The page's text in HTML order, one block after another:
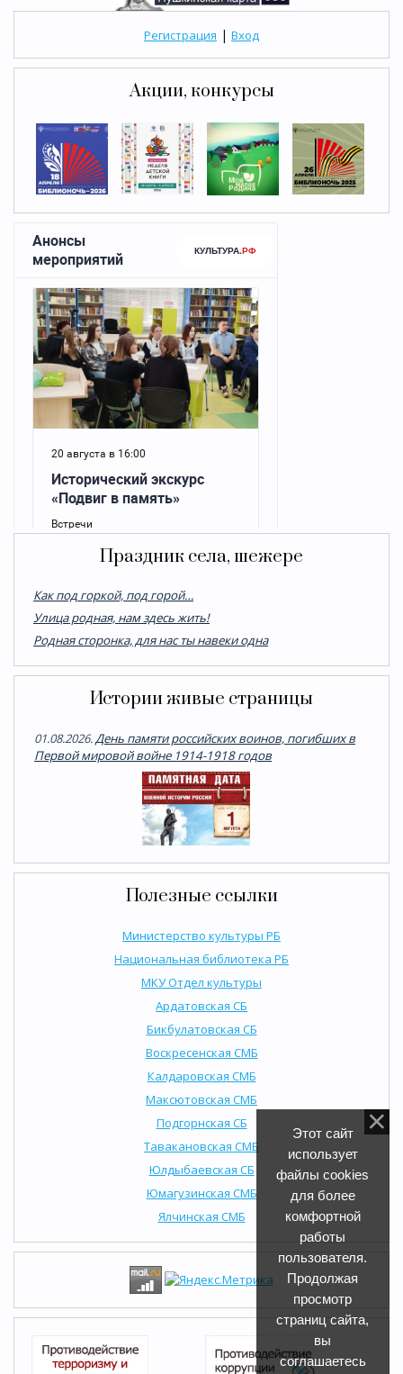
Регистрация | Вход
Акции, конкурсы
Праздник села, шежере
Как под горкой, под горой…
Улица родная, нам здесь жить!
Родная сторонка, для нас ты навеки одна
Истории живые страницы
01.08.2026.День памяти российских воинов, погибших в
Первой мировой войне 1914-1918 годов
Полезные ссылки
Министерство культуры РБ
Национальная библиотека РБ
МКУ Отдел культуры
Ардатовская СБ
Бикбулатовская СБ
Воскресенская СМБ
Калдаровская СМБ
Максютовская СМБ
Подгорнская СБ
Тавакановская СМБ
Юлдыбаевская СБ
Юмагузинская СМБ
Ялчинская СМБ
Этот сайт
использует
файлы cookies
для более
комфортной
работы
пользователя.
Продолжая
просмотр
страниц сайта,
вы
соглашаетесь